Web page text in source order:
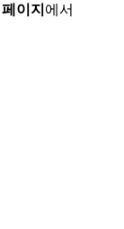
이지 에서